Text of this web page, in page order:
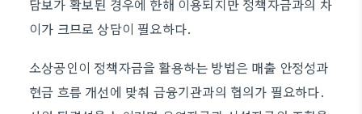
담보가 확보된 경우에 한해 이용되지만 정책자금과의 차
이가 크므로 상담이 필요하다.
소상공인이 정책자금을 활용하는 방법은 매출 안정성과
현금 흐름 개선에 맞춰 금융기관과의 협의가 필요하다.